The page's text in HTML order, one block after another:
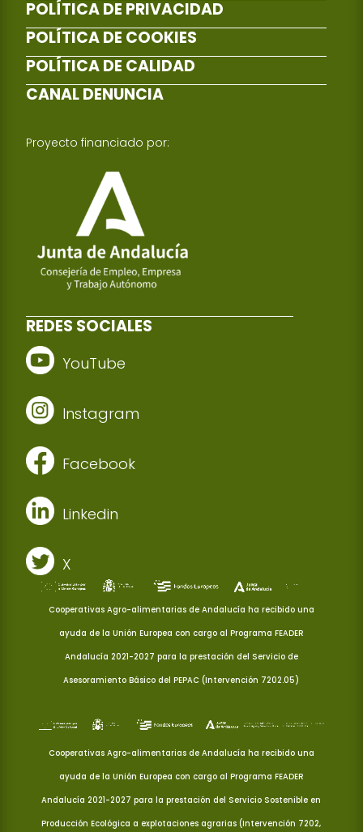
POLÍTICA DE PRIVACIDAD
POLÍTICA DE COOKIES
POLÍTICA DE CALIDAD
CANAL DENUNCIA
Proyecto financiado por:
REDES SOCIALES
YouTube
Instagram
Facebook
Linkedin
X
Cooperativas Agro-alimentarias de Andalucía ha recibido una
ayuda de la Unión Europea con cargo al Programa FEADER
Andalucía 2021-2027 para la prestación del Servicio de
Asesoramiento Básico del PEPAC (Intervención 7202.05)
Cooperativas Agro-alimentarias de Andalucía ha recibido una
ayuda de la Unión Europea con cargo al Programa FEADER
Andalucía 2021-2027 para la prestación del Servicio Sostenible en
Producción Ecológica a explotaciones agrarias (Intervención 7202,